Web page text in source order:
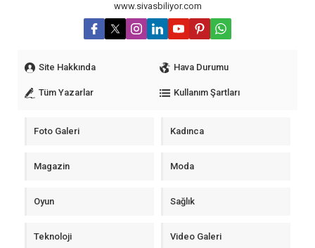
www.sivasbiliyor.com
Site Hakkında Hava Durumu
Tüm Yazarlar Kullanım Şartları
Foto Galeri Kadınca
Magazin Moda
Oyun Sağlık
Teknoloji Video Galeri